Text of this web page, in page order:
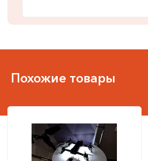
Похожие товары